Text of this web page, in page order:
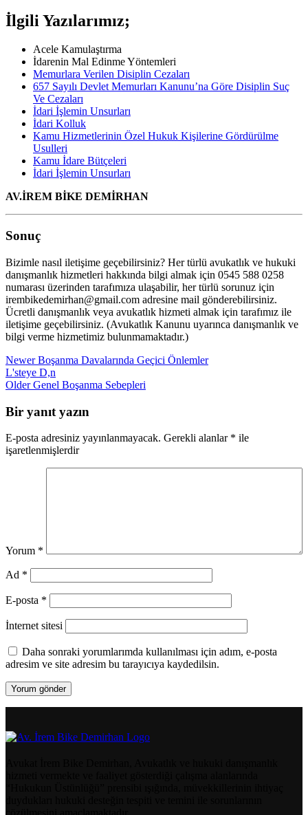
İlgili Yazılarımız;
Acele Kamulaştırma
İdarenin Mal Edinme Yöntemleri
Memurlara Verilen Disiplin Cezaları
657 Sayılı Devlet Memurları Kanunu’na Göre Disiplin Suç
Ve Cezaları
İdari İşlemin Unsurları
İdari Kolluk
Kamu Hizmetlerinin Özel Hukuk Kişilerine Gördürülme
Usulleri
Kamu İdare Bütçeleri
İdari İşlemin Unsurları
AV.İREM BİKE DEMİRHAN
Sonuç
Bizimle nasıl iletişime geçebilirsiniz? Her türlü avukatlık ve hukuki
danışmanlık hizmetleri hakkında bilgi almak için 0545 588 0258
numarası üzerinden tarafımıza ulaşabilir, her türlü sorunuz için
irembikedemirhan@gmail.com adresine mail gönderebilirsiniz.
Ücretli danışmanlık veya avukatlık hizmeti almak için tarafımız ile
iletişime geçebilirsiniz. (Avukatlık Kanunu uyarınca danışmanlık ve
bilgi verme hizmetimiz bulunmamaktadır.)
Newer Boşanma Davalarında Geçici Önlemler
L'steye D,n
Older Genel Boşanma Sebepleri
Bir yanıt yazın
E-posta adresiniz yayınlanmayacak. Gerekli alanlar * ile
işaretlenmişlerdir
Yorum *
Ad *
E-posta *
İnternet sitesi
Daha sonraki yorumlarımda kullanılması için adım, e-posta
adresim ve site adresim bu tarayıcıya kaydedilsin.